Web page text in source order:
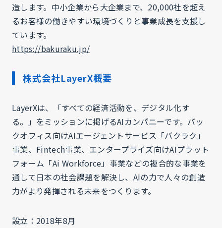
造します。中小企業から大企業まで、20,000社を超え
るお客様の働きやすい環境づくりと事業成長を支援し
ています。
https://bakuraku.jp/
株式会社LayerX概要
LayerXは、「すべての経済活動を、デジタル化す
る。」をミッションに掲げるAIカンパニーです。バッ
クオフィス向けAIエージェントサービス「バクラク」
事業、Fintech事業、エンタープライズ向けAIプラット
フォーム「Ai Workforce」事業などの複合的な事業を
通して日本の社会課題を解決し、AIの力で人々の創造
力がより発揮される未来をつくります。
設立：2018年8月